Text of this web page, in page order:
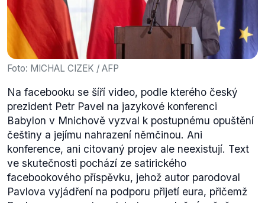
Foto: MICHAL CIZEK / AFP
Na facebooku se šíří video, podle kterého český
prezident Petr Pavel na jazykové konferenci
Babylon v Mnichově vyzval k postupnému opuštění
češtiny a jejímu nahrazení němčinou. Ani
konference, ani citovaný projev ale neexistují. Text
ve skutečnosti pochází ze satirického
facebookového příspěvku, jehož autor parodoval
Pavlova vyjádření na podporu přijetí eura, přičemž